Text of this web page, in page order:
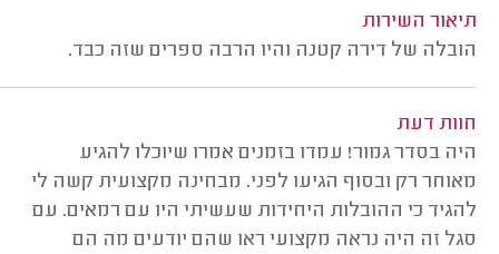
תיאור השירות
הובלה של דירה קטנה והיו הרבה ספרים שזה כבד.
חוות דעת
היה בסדר גמור! עמדו בזמנים אמרו שיוכלו להגיע
מאוחר רק ובסוף הגיעו לפני. מבחינה מקצועית קשה לי
להגיד כי ההובלות היחידות שעשיתי היו עם רמאים. עם
סגל זה היה נראה מקצועי ראו שהם יודעים מה הם